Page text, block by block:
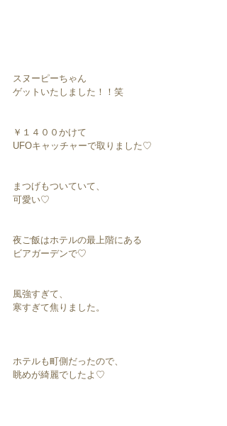
スヌーピーちゃん
ゲットいたしました！！笑
￥１４００かけて
UFOキャッチャーで取りました♡
まつげもついていて、
可愛い♡
夜ご飯はホテルの最上階にある
ビアガーデンで♡
風強すぎて、
寒すぎて焦りました。
ホテルも町側だったので、
眺めが綺麗でしたよ♡